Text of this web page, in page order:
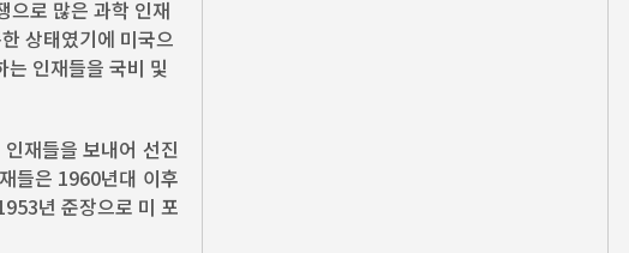
으로 많은 과학 인재
상태였기에 미국으
인재들을 국비 및
재들을 보내어 선진
들은 1960년대 이후
년 준장으로 미 포